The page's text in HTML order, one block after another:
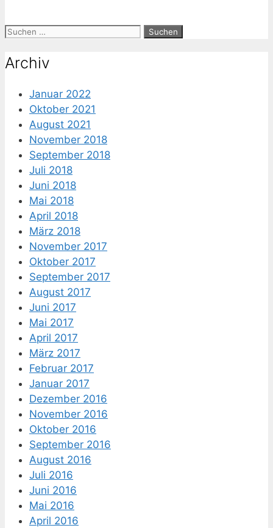
Suche
Archiv
Januar 2022
Oktober 2021
August 2021
November 2018
September 2018
Juli 2018
Juni 2018
Mai 2018
April 2018
März 2018
November 2017
Oktober 2017
September 2017
August 2017
Juni 2017
Mai 2017
April 2017
März 2017
Februar 2017
Januar 2017
Dezember 2016
November 2016
Oktober 2016
September 2016
August 2016
Juli 2016
Juni 2016
Mai 2016
April 2016